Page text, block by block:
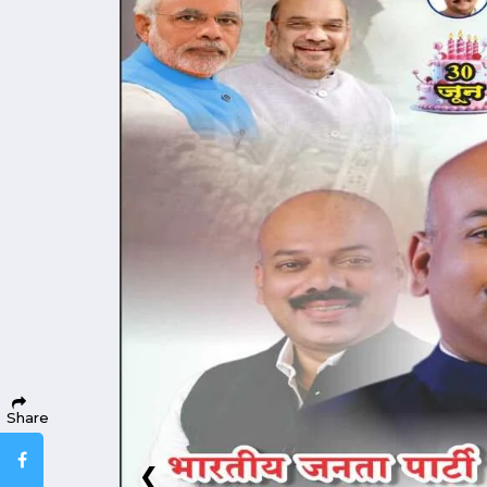
❮
Share
Facebook